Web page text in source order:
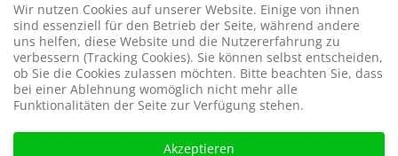
Wir nutzen Cookies auf unserer Website. Einige von ihnen
sind essenziell für den Betrieb der Seite, während andere
uns helfen, diese Website und die Nutzererfahrung zu
verbessern (Tracking Cookies). Sie können selbst entscheiden,
ob Sie die Cookies zulassen möchten. Bitte beachten Sie, dass
bei einer Ablehnung womöglich nicht mehr alle
Funktionalitäten der Seite zur Verfügung stehen.
Akzeptieren